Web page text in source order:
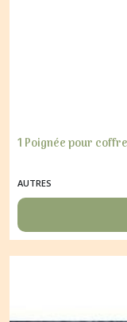
1 Poignée pour
AUTRES